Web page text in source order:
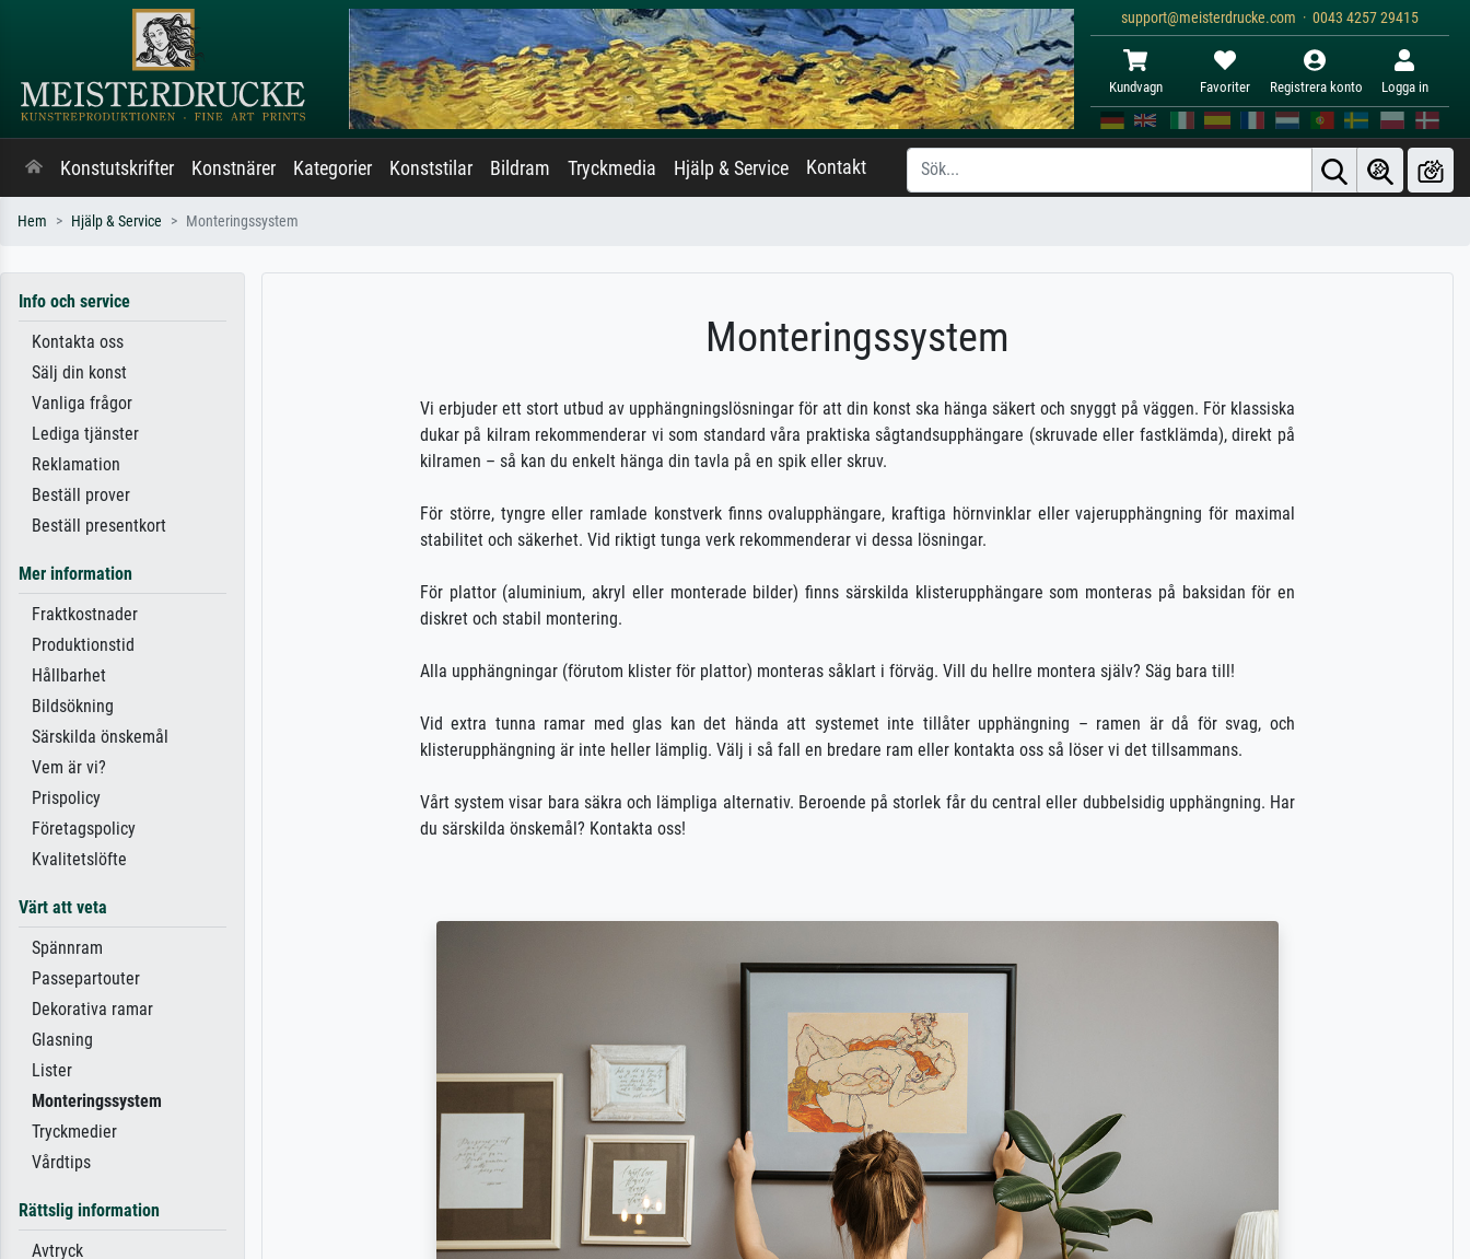
support@meisterdrucke.com · 0043 4257 29415
Kundvagn Favoriter Registrera konto Logga in
Konstutskrifter Konstnärer Kategorier Konststilar Bildram Tryckmedia Hjälp & Service Kontakt
Hem Hjälp & Service Monteringssystem
Info och service
Kontakta oss
Sälj din konst
Vanliga frågor
Lediga tjänster
Reklamation
Beställ prover
Beställ presentkort
Mer information
Fraktkostnader
Produktionstid
Hållbarhet
Bildsökning
Särskilda önskemål
Vem är vi?
Prispolicy
Företagspolicy
Kvalitetslöfte
Värt att veta
Spännram
Passepartouter
Dekorativa ramar
Glasning
Lister
Monteringssystem
Tryckmedier
Vårdtips
Rättslig information
Avtryck
Monteringssystem
Vi erbjuder ett stort utbud av upphängningslösningar för att din konst ska hänga säkert och snyggt på väggen. För klassiska
dukar på kilram rekommenderar vi som standard våra praktiska sågtandsupphängare (skruvade eller fastklämda), direkt på
kilramen – så kan du enkelt hänga din tavla på en spik eller skruv.
För större, tyngre eller ramlade konstverk finns ovalupphängare, kraftiga hörnvinklar eller vajerupphängning för maximal
stabilitet och säkerhet. Vid riktigt tunga verk rekommenderar vi dessa lösningar.
För plattor (aluminium, akryl eller monterade bilder) finns särskilda klisterupphängare som monteras på baksidan för en
diskret och stabil montering.
Alla upphängningar (förutom klister för plattor) monteras såklart i förväg. Vill du hellre montera själv? Säg bara till!
Vid extra tunna ramar med glas kan det hända att systemet inte tillåter upphängning – ramen är då för svag, och
klisterupphängning är inte heller lämplig. Välj i så fall en bredare ram eller kontakta oss så löser vi det tillsammans.
Vårt system visar bara säkra och lämpliga alternativ. Beroende på storlek får du central eller dubbelsidig upphängning. Har
du särskilda önskemål? Kontakta oss!